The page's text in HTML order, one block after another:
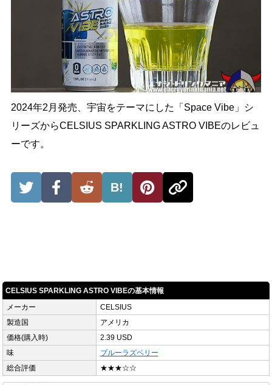
2024年2月発売、宇宙をテーマにした「Space Vibe」シ
リーズからCELSIUS SPARKLING ASTRO VIBEのレビュ
ーです。
B!
CELSIUS SPARKLING ASTRO VIBEの基本情報
メーカー
CELSIUS
製造国
アメリカ
価格(購入時)
2.39 USD
味
ブルーラズベリー
総合評価
★★★☆☆